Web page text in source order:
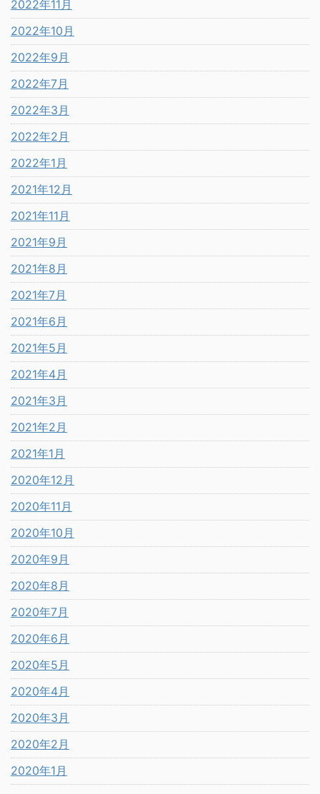
2022年11月
2022年10月
2022年9月
2022年7月
2022年3月
2022年2月
2022年1月
2021年12月
2021年11月
2021年9月
2021年8月
2021年7月
2021年6月
2021年5月
2021年4月
2021年3月
2021年2月
2021年1月
2020年12月
2020年11月
2020年10月
2020年9月
2020年8月
2020年7月
2020年6月
2020年5月
2020年4月
2020年3月
2020年2月
2020年1月